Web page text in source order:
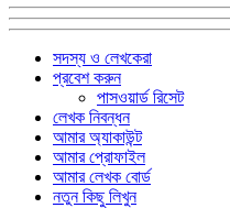
সদস্য ও লেখকেরা
প্রবেশ করুন
পাসওয়ার্ড রিসেট
লেখক নিবন্ধন
আমার অ্যাকাউন্ট
আমার প্রোফাইল
আমার লেখক বোর্ড
নতুন কিছু লিখুন